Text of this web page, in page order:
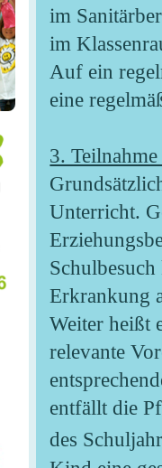
im
im
Auf ein
eine
3.
Unterricht.
Erkrankung
Weiter heißt
relevante
entfällt die
des